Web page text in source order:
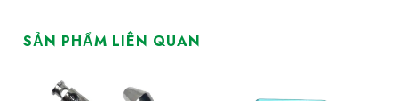
SẢN PHẨM LIÊN QUAN